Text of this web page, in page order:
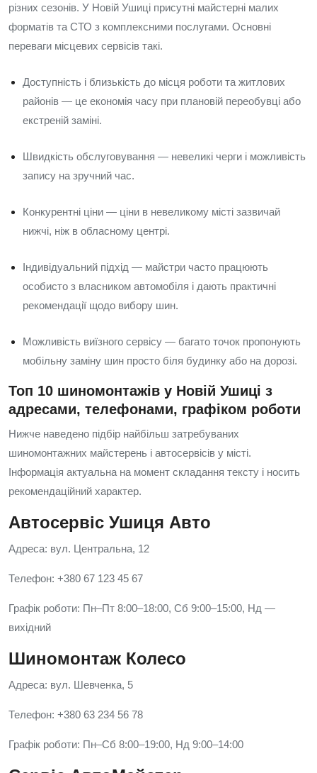
різних сезонів. У Новій Ушиці присутні майстерні малих
форматів та СТО з комплексними послугами. Основні
переваги місцевих сервісів такі.
Доступність і близькість до місця роботи та житлових
районів — це економія часу при плановій переобувці або
екстреній заміні.
Швидкість обслуговування — невеликі черги і можливість
запису на зручний час.
Конкурентні ціни — ціни в невеликому місті зазвичай
нижчі, ніж в обласному центрі.
Індивідуальний підхід — майстри часто працюють
особисто з власником автомобіля і дають практичні
рекомендації щодо вибору шин.
Можливість виїзного сервісу — багато точок пропонують
мобільну заміну шин просто біля будинку або на дорозі.
Топ 10 шиномонтажів у Новій Ушиці з
адресами, телефонами, графіком роботи
Нижче наведено підбір найбільш затребуваних
шиномонтажних майстерень і автосервісів у місті.
Інформація актуальна на момент складання тексту і носить
рекомендаційний характер.
Автосервіс Ушиця Авто
Адреса: вул. Центральна, 12
Телефон: +380 67 123 45 67
Графік роботи: Пн–Пт 8:00–18:00, Сб 9:00–15:00, Нд —
вихідний
Шиномонтаж Колесо
Адреса: вул. Шевченка, 5
Телефон: +380 63 234 56 78
Графік роботи: Пн–Сб 8:00–19:00, Нд 9:00–14:00